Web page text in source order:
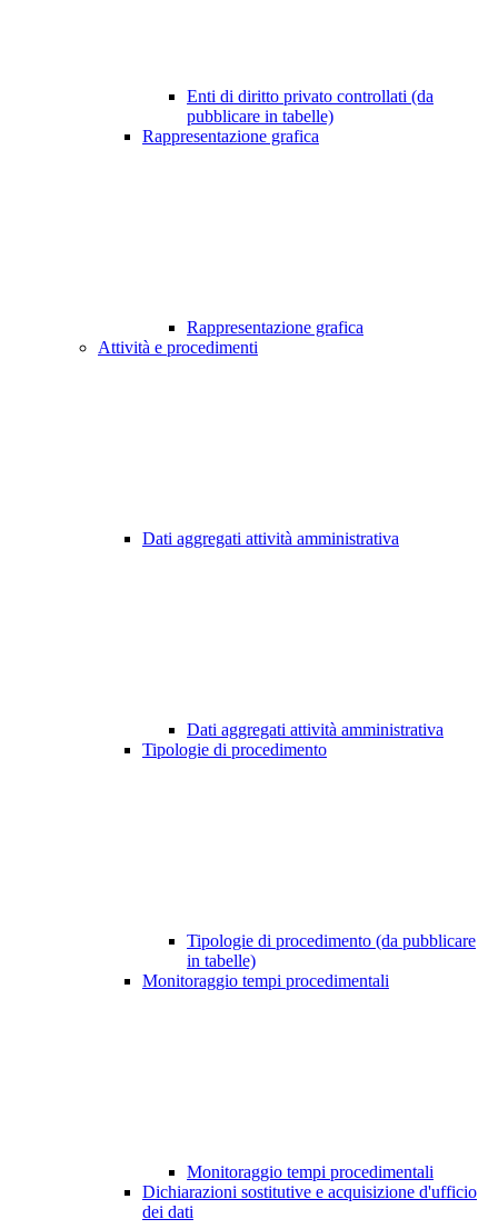
Enti di diritto privato controllati (da
pubblicare in tabelle)
Rappresentazione grafica
Rappresentazione grafica
Attività e procedimenti
Dati aggregati attività amministrativa
Dati aggregati attività amministrativa
Tipologie di procedimento
Tipologie di procedimento (da pubblicare
in tabelle)
Monitoraggio tempi procedimentali
Monitoraggio tempi procedimentali
Dichiarazioni sostitutive e acquisizione d'ufficio
dei dati